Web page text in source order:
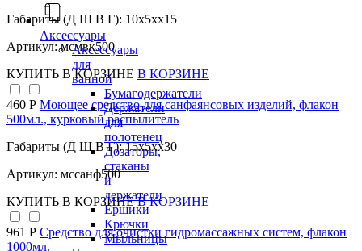
Аксессуары
Аксессуары
для
ванной
Бумагодержатели
Держатели
для
полотенец
Дозаторы,
стаканы
и
держатели
Ершики
Крючки
Мыльницы
Габариты (Д Ш В Г): 10x5xx15
Артикул: мсмвк500
КУПИТЬ В КОРЗИНЕ В КОРЗИНЕ
460 Р Моющее средство для санфаянсовых изделий, флакон
500мл., курковый распылитель
Габариты (Д Ш В Г): 15x5xx30
Артикул: мссанф500
КУПИТЬ В КОРЗИНЕ В КОРЗИНЕ
961 Р Средство для очистки гидромассажных систем, флакон
1000мл.